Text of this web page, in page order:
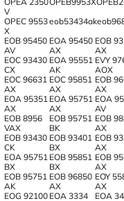
V
OPEC 9553
X
eob53434ak
EOB 95450
AV
EOA 95450
AX
EOB
AX
EOC 93430
CX
EOA 95551
AK
EVY
AOX
EOC 96631
AX
EOC 95851
AX
EOB
AX
EOA 95351
AX
EOA 95751
AX
EOA
AV
EOB 8956
VAX
EOB 95751
BK
EOB
AX
EOB 93430
CK
EOB 93401
BX
EOB
AX
EOA 95751
BX
EOB 95851
BX
EOB
AX
EOB 95751
AK
EOB 96850
AX
EOY
AX
EOG 92100 EOA 3334
EOA